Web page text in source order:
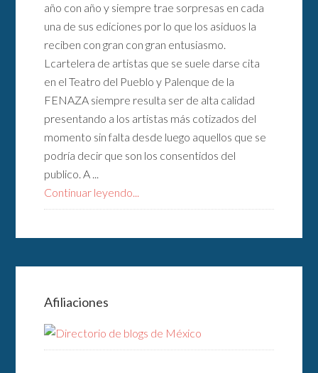
año con año y siempre trae sorpresas en cada
una de sus ediciones por lo que los asiduos la
reciben con gran con gran entusiasmo.
Lcartelera de artistas que se suele darse cita
en el Teatro del Pueblo y Palenque de la
FENAZA siempre resulta ser de alta calidad
presentando a los artistas más cotizados del
momento sin falta desde luego aquellos que se
podría decir que son los consentidos del
publico. A ...
Continuar leyendo...
Afiliaciones